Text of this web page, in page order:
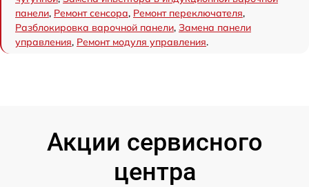
панели, Ремонт сенсора, Ремонт переключателя,
Разблокировка варочной панели, Замена панели
управления, Ремонт модуля управления.
Акции сервисного
центра